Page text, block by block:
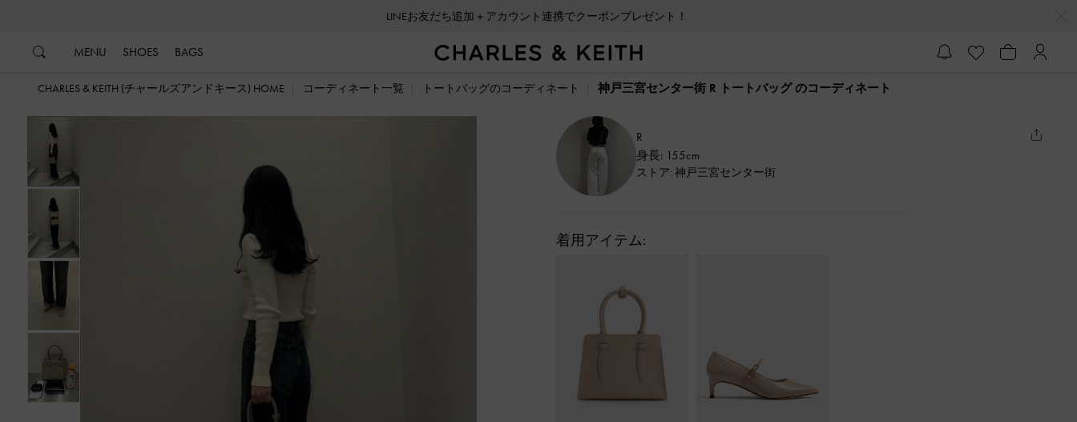
LINEお友だち追加＋アカウント連携でクーポンプレゼント！
MENU SHOES BAGS
CHARLES & KEITH (チャールズアンドキース) HOME コーディネート一覧 トートバッグのコーディネート 神戸三宮センター街 R トートバッグ のコーディネート
R
身長: 155cm
ストア: 神戸三宮センター街
着用アイテム: